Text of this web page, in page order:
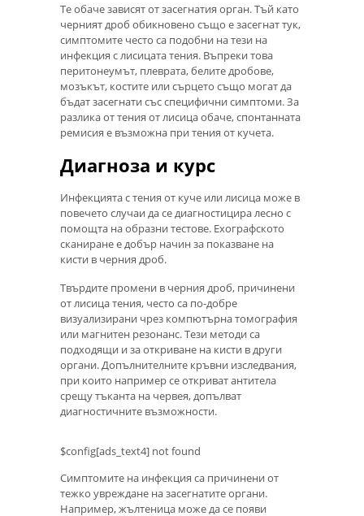
Те обаче зависят от засегнатия орган. Тъй като
черният дроб обикновено също е засегнат тук,
симптомите често са подобни на тези на
инфекция с лисицата тения. Въпреки това
перитонеумът, плеврата, белите дробове,
мозъкът, костите или сърцето също могат да
бъдат засегнати със специфични симптоми. За
разлика от тения от лисица обаче, спонтанната
ремисия е възможна при тения от кучета.
Диагноза и курс
Инфекцията с тения от куче или лисица може в
повечето случаи да се диагностицира лесно с
помощта на образни тестове. Ехографското
сканиране е добър начин за показване на
кисти в черния дроб.
Твърдите промени в черния дроб, причинени
от лисица тения, често са по-добре
визуализирани чрез компютърна томография
или магнитен резонанс. Тези методи са
подходящи и за откриване на кисти в други
органи. Допълнителните кръвни изследвания,
при които например се откриват антитела
срещу тъканта на червея, допълват
диагностичните възможности.
$config[ads_text4] not found
Симптомите на инфекция са причинени от
тежко увреждане на засегнатите органи.
Например, жълтеница може да се появи